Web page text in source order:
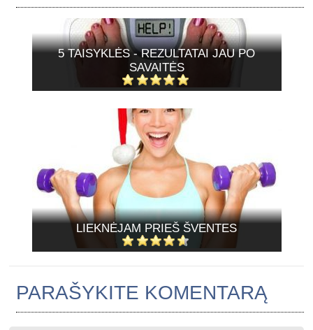
5 TAISYKLĖS - REZULTATAI JAU PO
SAVAITĖS
LIEKNĖJAM PRIEŠ ŠVENTES
PARAŠYKITE KOMENTARĄ